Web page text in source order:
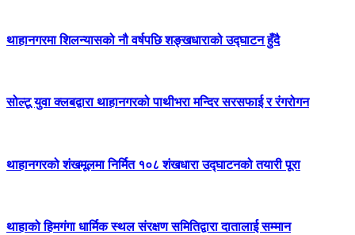
थाहानगरमा शिलन्यासको नौ वर्षपछि शङ्खधाराको उद्घाटन हुँदै
सोल्टू युवा क्लबद्वारा थाहानगरको पाथीभरा मन्दिर सरसफाई र रंगरोगन
थाहानगरको शंखमूलमा निर्मित १०८ शंखधारा उद्घाटनको तयारी पूरा
थाहाको हिमगंगा धार्मिक स्थल संरक्षण समितिद्वारा दातालाई सम्मान